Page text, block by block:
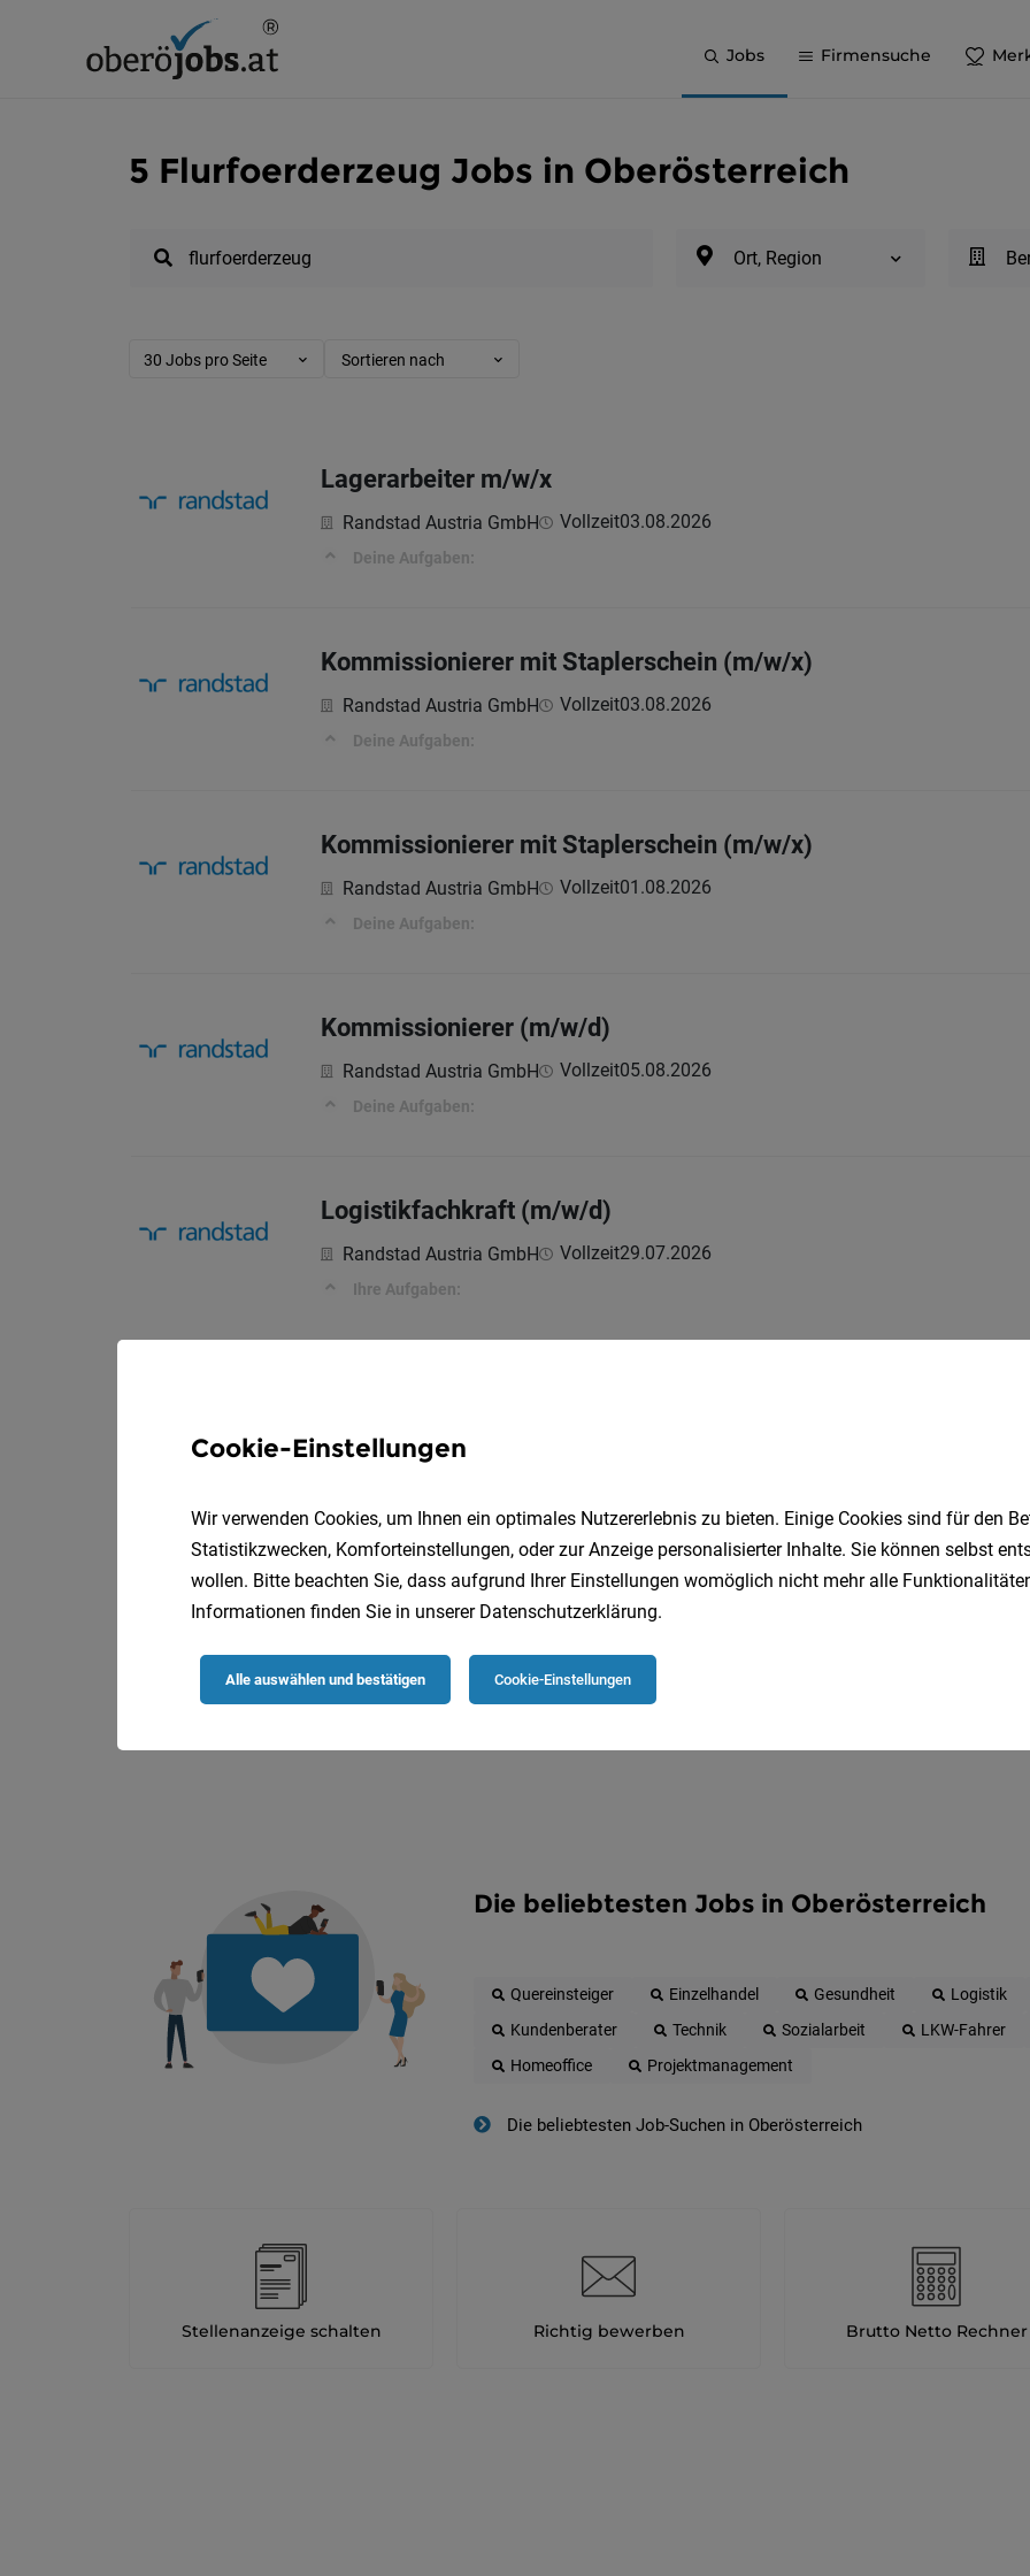
Jobs Firmensuche
5 Flurfoerderzeug Jobs in Oberösterreich
Ort, Region
30 Jobs pro Seite Sortieren nach
Lagerarbeiter m/w/x
Randstad Austria GmbH Vollzeit03.08.2026
Deine Aufgaben:
Kommissionierer mit Staplerschein (m/w/x)
Randstad Austria GmbH Vollzeit03.08.2026
Deine Aufgaben:
Kommissionierer mit Staplerschein (m/w/x)
Randstad Austria GmbH Vollzeit01.08.2026
Deine Aufgaben:
Kommissionierer (m/w/d)
Randstad Austria GmbH Vollzeit05.08.2026
Deine Aufgaben:
Logistikfachkraft (m/w/d)
Randstad Austria GmbH Vollzeit29.07.2026
Ihre Aufgaben:
Speichere deine Suche als
Erhalte alle neuen Stellenangebote automatisch per
Die beliebtesten Jobs in Oberösterreich
Quereinsteiger Einzelhandel Gesundheit Logistik
Kundenberater
Technik Sozialarbeit LKW-Fahrer
Homeoffice
Projektmanagement
Die beliebtesten Job-Suchen in Oberösterreich
Stellenanzeige schalten Richtig bewerben Brutto Netto Rechner
Cookie-Einstellungen
Wir verwenden Cookies, um Ihnen ein optimales Nutzererlebnis zu bieten. Einige Cookies sind für den
Statistikzwecken, Komforteinstellungen, oder zur Anzeige personalisierter Inhalte. Sie können selbst
wollen. Bitte beachten Sie, dass aufgrund Ihrer Einstellungen womöglich nicht mehr alle
Informationen finden Sie in unserer Datenschutzerklärung.
Alle auswählen und bestätigen Cookie-Einstellungen